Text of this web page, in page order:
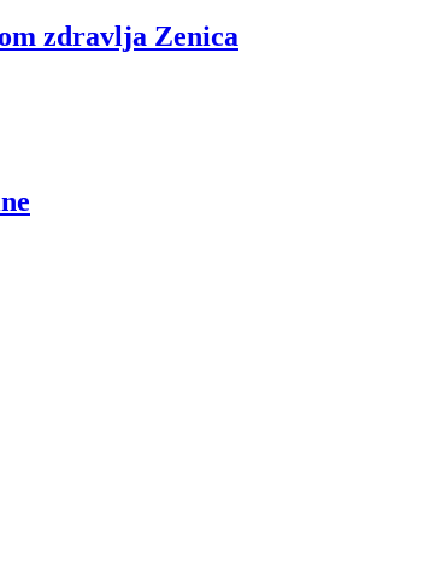
zdravlja Zenica